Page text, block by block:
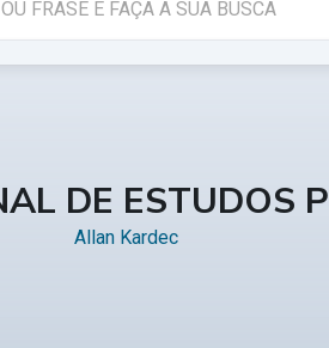
DE ESTUDOS
Allan Kardec